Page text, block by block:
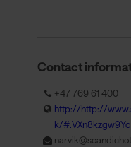
Contact
+47 769 61 400
http://http://
k/#.VXn8kzgw9Yc